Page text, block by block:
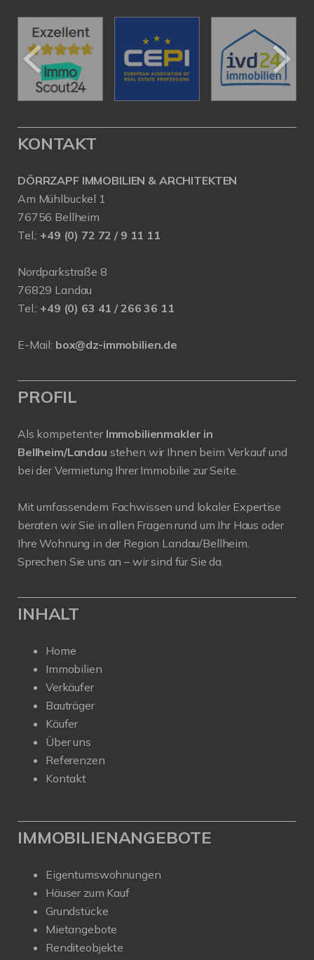
KONTAKT
DÖRRZAPF IMMOBILIEN & ARCHITEKTEN
Am Mühlbuckel 1
76756 Bellheim
Tel.: +49 (0) 72 72 / 9 11 11
Nordparkstraße 8
76829 Landau
Tel.: +49 (0) 63 41 / 266 36 11
E-Mail: box@dz-immobilien.de
PROFIL
Als kompetenter Immobilienmakler in
Bellheim/Landau stehen wir Ihnen beim Verkauf und
bei der Vermietung Ihrer Immobilie zur Seite.
Mit umfassendem Fachwissen und lokaler Expertise
beraten wir Sie in allen Fragen rund um Ihr Haus oder
Ihre Wohnung in der Region Landau/Bellheim.
Sprechen Sie uns an – wir sind für Sie da.
INHALT
Home
Immobilien
Verkäufer
Bauträger
Käufer
Über uns
Referenzen
Kontakt
IMMOBILIENANGEBOTE
Eigentumswohnungen
Häuser zum Kauf
Grundstücke
Mietangebote
Renditeobjekte